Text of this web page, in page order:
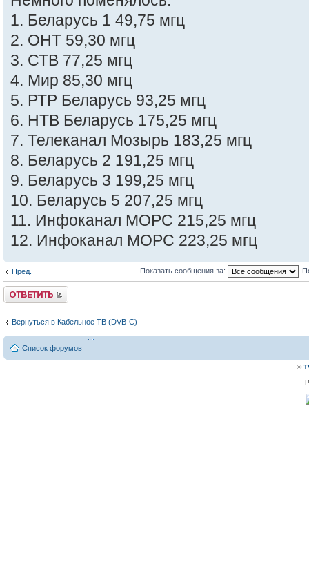
1. Беларусь 1 49,75 мгц
2. ОНТ 59,30 мгц
3. СТВ 77,25 мгц
4. Мир 85,30 мгц
5. РТР Беларусь 93,25 мгц
6. НТВ Беларусь 175,25 мгц
7. Телеканал Мозырь 183,25 мгц
8. Беларусь 2 191,25 мгц
9. Беларусь 3 199,25 мгц
10. Беларусь 5 207,25 мгц
11. Инфоканал МОРС 215,25 мгц
12. Инфоканал МОРС 223,25 мгц
Пред. Показать сообщения за:
Ответить
Вернуться в Кабельное ТВ (DVB-C)
Список форумов
©